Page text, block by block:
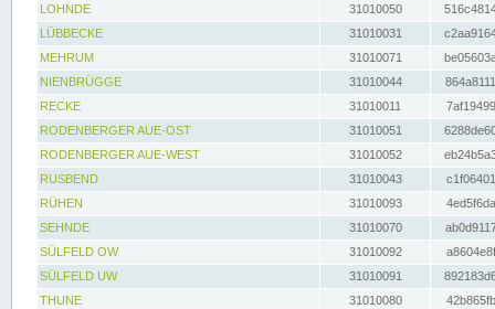
LOHNDE
31010050
LÜBBECKE
31010031
MEHRUM
31010071
NIENBRÜGGE
31010044
RECKE
31010011
RODENBERGER AUE-OST
31010051
RODENBERGER AUE-WEST
31010052
RUSBEND
31010043
RÜHEN
31010093
SEHNDE
31010070
SÜLFELD OW
31010092
SÜLFELD UW
31010091
THUNE
31010080